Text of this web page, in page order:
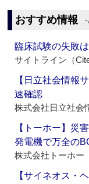
おすすめ情報
臨床試験の失敗
サイトライン（
【日立社会情報
速確認
株式会社日立社会
【トーホー】災
発電機で万全の
株式会社トーホー
【サイネオス・